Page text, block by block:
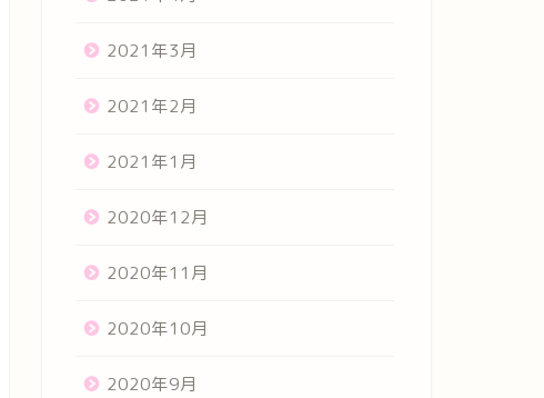
2021年3月
2021年2月
2021年1月
2020年12月
2020年11月
2020年10月
2020年9月